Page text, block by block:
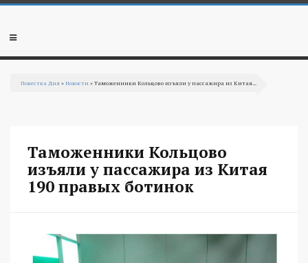
Перейти к основному содержанию
Мобильное
Повестка Дня »Новости » Таможенники Кольцово изъяли у пассажира из Китая...
Таможенники Кольцово
изъяли у пассажира из Китая
190 правых ботинок